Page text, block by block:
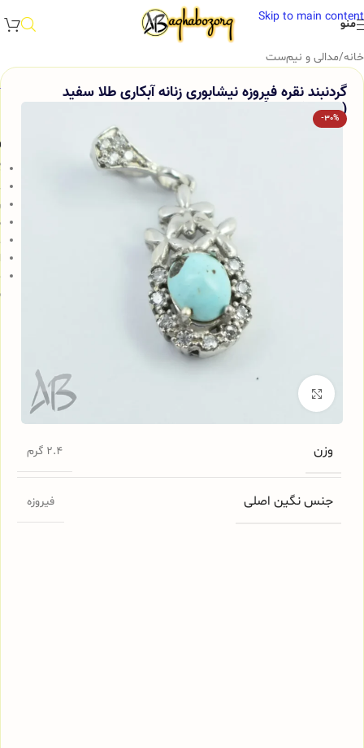
Skip to main content
منو
خانه/مدالی و نیم‌ست
گردنبند نقره فیروزه نیشابوری زنانه آبکاری طلا سفید
(رودیوم) آقابزرگ کد Med41
-30%
برای بزرگنمایی کلیک کنید
وزن 2.4 گرم
جنس نگین اصلی فیروزه